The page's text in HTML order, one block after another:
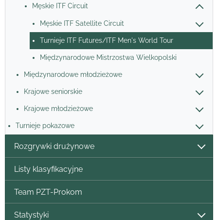
Męskie ITF Circuit
Męskie ITF Satellite Circuit
Turnieje ITF Futures/ITF Men's World Tour
Międzynarodowe Mistrzostwa Wielkopolski
Międzynarodowe młodzieżowe
Krajowe seniorskie
Krajowe młodzieżowe
Turnieje pokazowe
Rozgrywki drużynowe
Listy klasyfikacyjne
Team PZT-Prokom
Statystyki